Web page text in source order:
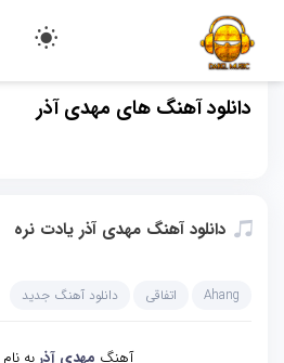
دانلود آهنگ های مهدی آذر
دانلود آهنگ مهدی آذر یادت نره
Ahang اتفاقی دانلود آهنگ جدید
آهنگ مهدی آذربه نام